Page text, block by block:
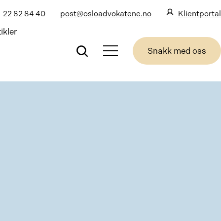
22 82 84 40 post@osloadvokatene.no Klientportal
Snakk med oss